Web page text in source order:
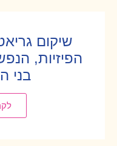
שיקום
הפיזיות,
בני